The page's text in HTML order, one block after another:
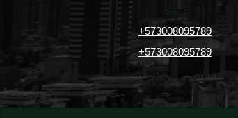
+573008095789
+573008095789